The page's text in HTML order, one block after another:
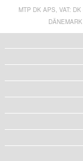
MTP DK APS, VAT:
DÄNEMARK